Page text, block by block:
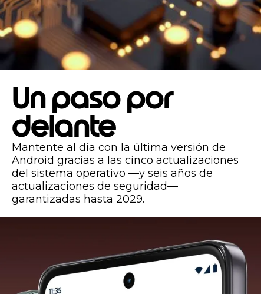
Un paso por
delante
Mantente al día con la última versión de
Android gracias a las cinco actualizaciones
del sistema operativo —y seis años de
actualizaciones de seguridad—
garantizadas hasta 2029.